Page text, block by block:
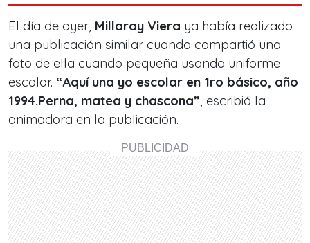
El día de ayer, Millaray Viera ya había realizado
una publicación similar cuando compartió una
foto de ella cuando pequeña usando uniforme
escolar. “Aquí una yo escolar en 1ro básico, año
1994.Perna, matea y chascona”, escribió la
animadora en la publicación.